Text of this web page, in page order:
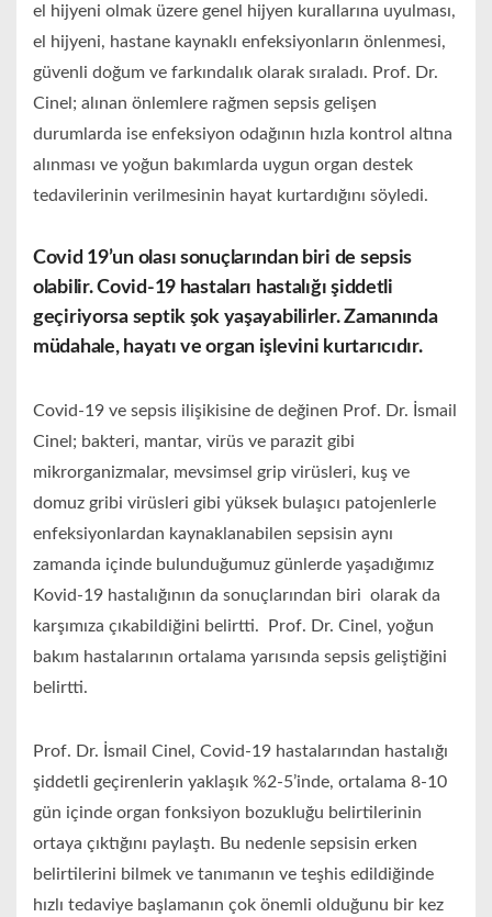
el hijyeni olmak üzere genel hijyen kurallarına uyulması,
el hijyeni, hastane kaynaklı enfeksiyonların önlenmesi,
güvenli doğum ve farkındalık olarak sıraladı. Prof. Dr.
Cinel; alınan önlemlere rağmen sepsis gelişen
durumlarda ise enfeksiyon odağının hızla kontrol altına
alınması ve yoğun bakımlarda uygun organ destek
tedavilerinin verilmesinin hayat kurtardığını söyledi.
Covid 19’un olası sonuçlarından biri de sepsis
olabilir. Covid-19 hastaları hastalığı şiddetli
geçiriyorsa septik şok yaşayabilirler.Zamanında
müdahale, hayatı ve organ işlevini kurtarıcıdır.
Covid-19 ve sepsis ilişikisine de değinen Prof. Dr. İsmail
Cinel; bakteri, mantar, virüs ve parazit gibi
mikrorganizmalar, mevsimsel grip virüsleri, kuş ve
domuz gribi virüsleri gibi yüksek bulaşıcı patojenlerle
enfeksiyonlardan kaynaklanabilen sepsisin aynı
zamanda içinde bulunduğumuz günlerde yaşadığımız
Kovid-19 hastalığının da sonuçlarından biri olarak da
karşımıza çıkabildiğini belirtti.
Prof. Dr. Cinel, yoğun
bakım hastalarının ortalama yarısında sepsis geliştiğini
belirtti.
Prof. Dr. İsmail Cinel, Covid-19 hastalarından hastalığı
şiddetli geçirenlerin yaklaşık %2-5’inde, ortalama 8-10
gün içinde organ fonksiyon bozukluğu belirtilerinin
ortaya çıktığını paylaştı. Bu nedenle sepsisin erken
belirtilerini bilmek ve tanımanın ve teşhis edildiğinde
hızlı tedaviye başlamanın çok önemli olduğunu bir kez